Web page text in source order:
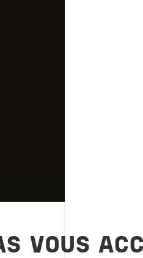
VOUS